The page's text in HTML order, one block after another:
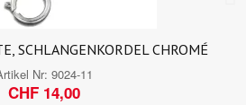
SCHLANGENKORDEL CHROMÉ
Nr: 9024-11
CHF 14,00